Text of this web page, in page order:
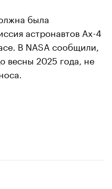
была
астронавтов Ax-4
В NASA сообщили,
весны 2025 года, не